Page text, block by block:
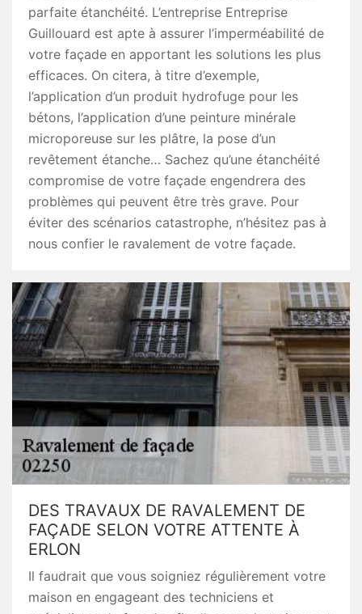
parfaite étanchéité. L’entreprise Entreprise
Guillouard est apte à assurer l’imperméabilité de
votre façade en apportant les solutions les plus
efficaces. On citera, à titre d’exemple,
l’application d’un produit hydrofuge pour les
bétons, l’application d’une peinture minérale
microporeuse sur les plâtre, la pose d’un
revêtement étanche… Sachez qu’une étanchéité
compromise de votre façade engendrera des
problèmes qui peuvent être très grave. Pour
éviter des scénarios catastrophe, n’hésitez pas à
nous confier le ravalement de votre façade.
DES TRAVAUX DE RAVALEMENT DE
FAÇADE SELON VOTRE ATTENTE À
ERLON
Il faudrait que vous soigniez régulièrement votre
maison en engageant des techniciens et